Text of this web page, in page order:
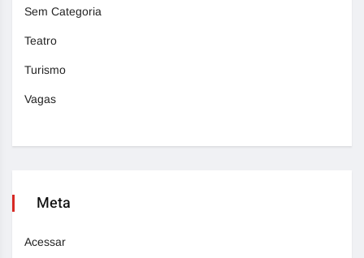
Sem Categoria
Teatro
Turismo
Vagas
Meta
Acessar